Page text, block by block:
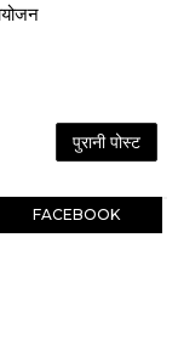
पुरानी पोस्ट
FACEBOOK